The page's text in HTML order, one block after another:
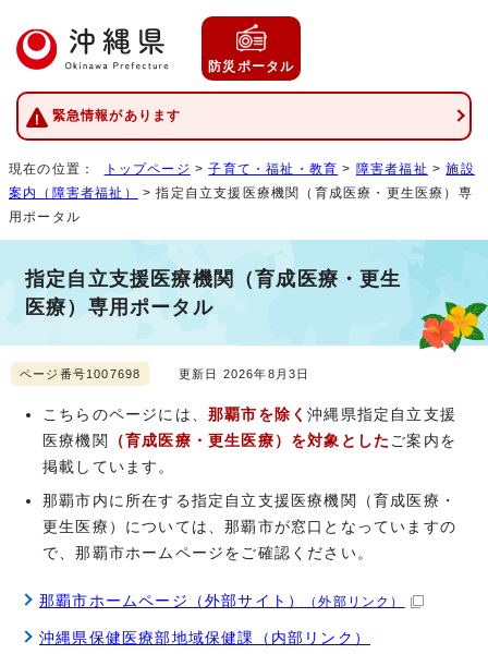
防災ポータル
緊急情報があります
現在の位置： トップページ >子育て・福祉・教育 > 障害者福祉 >施設
案内（障害者福祉）
> 指定自立支援医療機関（育成医療・更生医療）専
用ポータル
指定自立支援医療機関（育成医療・更生
医療）専用ポータル
ページ番号1007698 更新日 2026年8月3日
こちらのページには、 那覇市を除く沖縄県指定自立支援
医療機関
（育成医療・更生医療）を対象とした ご案内を
掲載しています。
那覇市内に所在する指定自立支援医療機関（育成医療・
更生医療）については、那覇市が窓口となっていますの
で、那覇市ホームページをご確認ください。
那覇市ホームページ（外部サイト） （外部リンク）
沖縄県保健医療部地域保健課（内部リンク）